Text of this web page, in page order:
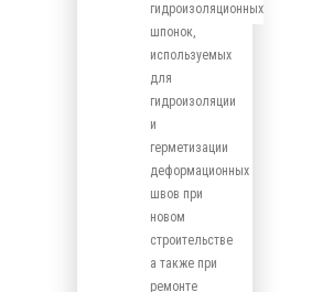
гидроизоляционных
шпонок,
используемых
для
гидроизоляции
и
герметизации
деформационных
швов при
новом
строительстве
а также при
ремонте